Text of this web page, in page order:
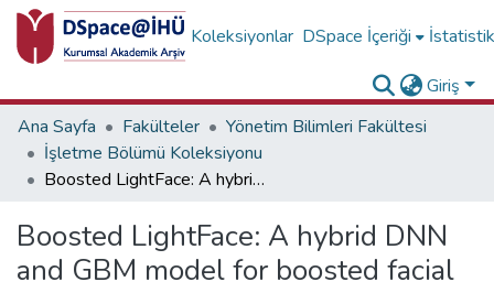
Koleksiyonlar DSpace İçeriği
Giriş
Ana Sayfa
Fakülteler
Yönetim Bilimleri Fakültesi
İşletme Bölümü Koleksiyonu
Boosted LightFace: A hybrid DNN and GBM model for boosted facial recognition
Boosted LightFace: A hybrid DNN
and GBM model for boosted facial